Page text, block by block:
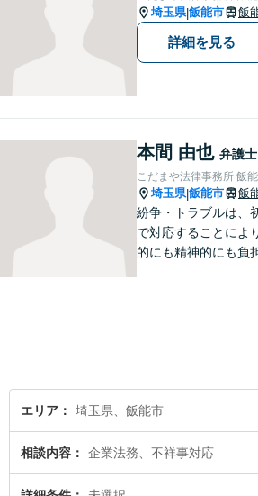
埼玉県|飯能市 飯
詳細を見る
本間 由也 弁護士
こだまや法律事務所 飯
埼玉県|飯能市 飯
紛争・トラブルは、
で対応することによ
的にも精神的にも負
エリア 埼玉県、飯能市
相談内容 企業法務、不祥事対応